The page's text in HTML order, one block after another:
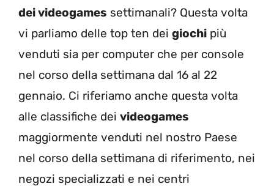
dei videogames settimanali? Questa volta
vi parliamo delle top ten dei giochi più
venduti sia per computer che per console
nel corso della settimana dal 16 al 22
gennaio. Ci riferiamo anche questa volta
alle classifiche dei videogames
maggiormente venduti nel nostro Paese
nel corso della settimana di riferimento, nei
negozi specializzati e nei centri